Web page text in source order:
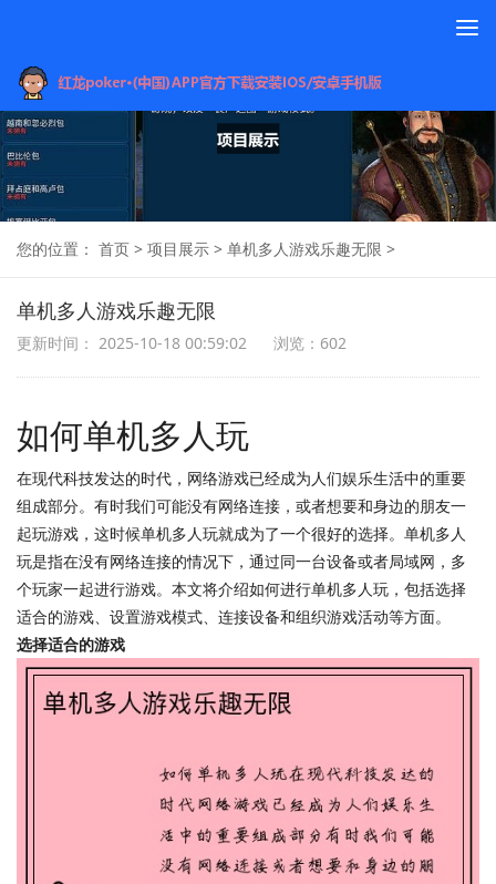
您的位置： 首页 > 项目展示 > 单机多人游戏乐趣无限 >
单机多人游戏乐趣无限
更新时间： 2025-10-18 00:59:02 浏览：602
如何单机多人玩
在现代科技发达的时代，网络游戏已经成为人们娱乐生活中的重要
组成部分。有时我们可能没有网络连接，或者想要和身边的朋友一
起玩游戏，这时候单机多人玩就成为了一个很好的选择。单机多人
玩是指在没有网络连接的情况下，通过同一台设备或者局域网，多
个玩家一起进行游戏。本文将介绍如何进行单机多人玩，包括选择
适合的游戏、设置游戏模式、连接设备和组织游戏活动等方面。
选择适合的游戏